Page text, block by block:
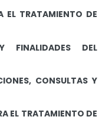
EL TRATAMIENTO DE
FINALIDADES DEL
CONSULTAS Y
EL TRATAMIENTO DE